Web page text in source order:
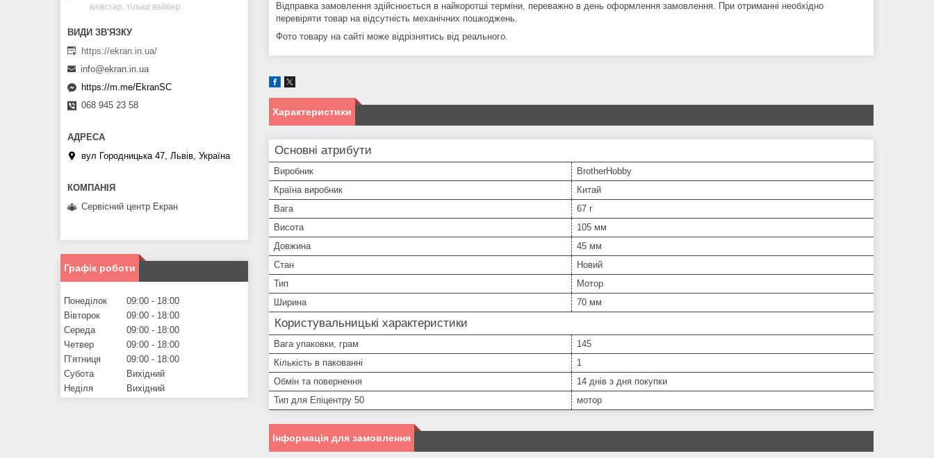
Відправка замовлення здійснюється в найкоротші терміни, переважно в день оформлення замовлення. При отриманні необхідно
перевіряти товар на відсутність механічних пошкоджень.
Фото товару на сайті може відрізнятись від реального.
Характеристики
Основні атрибути
Виробник
BrotherHobby
Країна виробник
Китай
Вага
67 г
Висота
105 мм
Довжина
45 мм
Стан
Новий
Тип
Мотор
Ширина
70 мм
Користувальницькі характеристики
Вага упаковки, грам
145
Кількість в пакованні
1
Обмін та повернення
14 днів з дня покупки
Тип для Епіцентру 50
мотор
Інформація для замовлення
київстар, тільки вайбер
https://ekran.in.ua/
info@ekran.in.ua
https://m.me/EkranSC
068 945 23 58
вул Городницька 47, Львів, Україна
Сервісний центр Екран
Графік роботи
Понеділок 09:00
18:00
Вівторок
09:00
18:00
Середа
09:00
18:00
Четвер
09:00
18:00
Пʼятниця
09:00
18:00
Субота
Вихідний
Неділя
Вихідний